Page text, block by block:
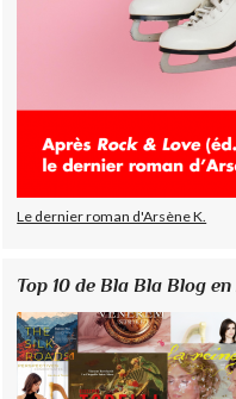
Le dernier roman d'Arsène K.
Top 10 de Bla Bla Blog